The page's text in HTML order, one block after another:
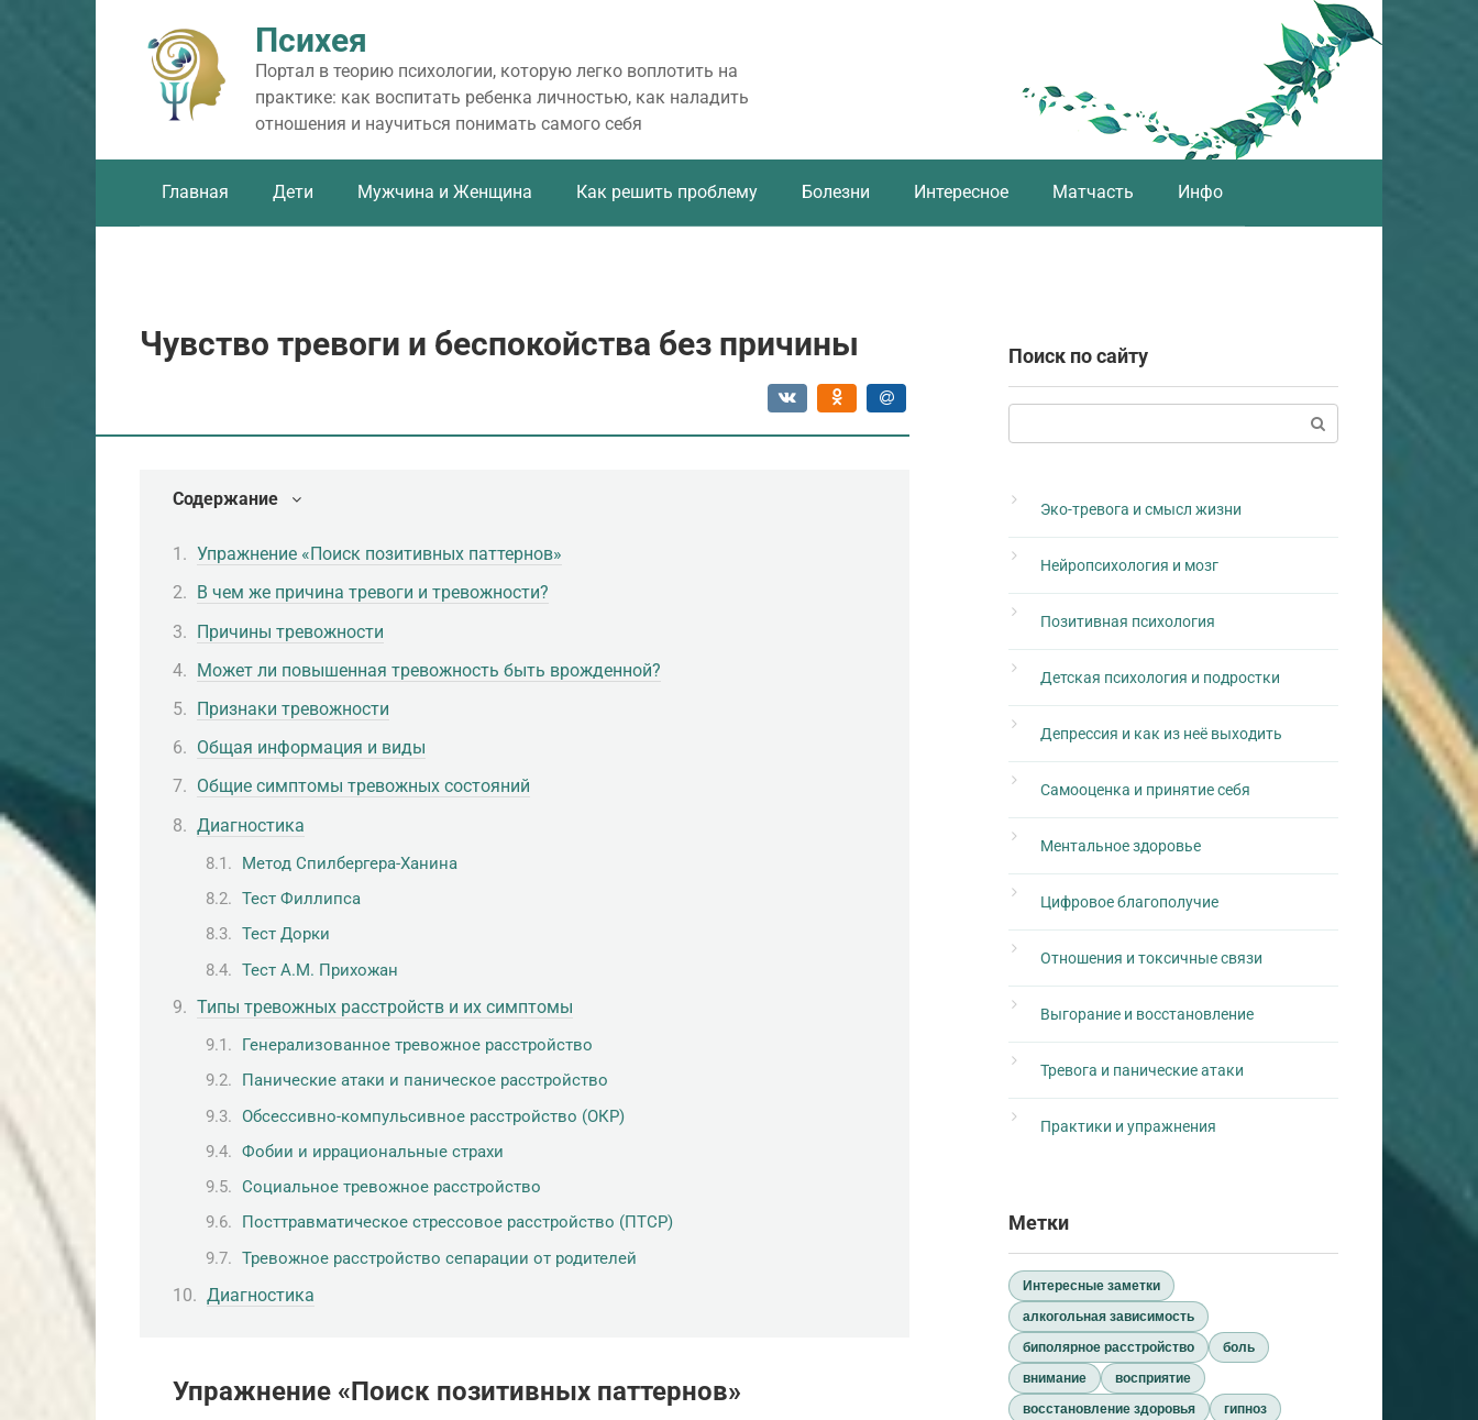
Психея
Портал в теорию психологии, которую легко воплотить на
практике: как воспитать ребенка личностью, как наладить
отношения и научиться понимать самого себя
Главная Дети Мужчина и Женщина Как решить проблему Болезни Интересное Матчасть Инфо
Чувство тревоги и беспокойства без причины
Содержание
Упражнение «Поиск позитивных паттернов»
В чем же причина тревоги и тревожности?
Причины тревожности
Может ли повышенная тревожность быть врожденной?
Признаки тревожности
Общая информация и виды
Общие симптомы тревожных состояний
Диагностика
Метод Спилбергера-Ханина
Тест Филлипса
Тест Дорки
Тест А.М. Прихожан
Типы тревожных расстройств и их симптомы
Генерализованное тревожное расстройство
Панические атаки и паническое расстройство
Обсессивно-компульсивное расстройство (ОКР)
Фобии и иррациональные страхи
Социальное тревожное расстройство
Посттравматическое стрессовое расстройство (ПТСР)
Тревожное расстройство сепарации от родителей
Диагностика
Упражнение «Поиск позитивных паттернов»
Поиск по сайту
Эко-тревога и смысл жизни
Нейропсихология и мозг
Позитивная психология
Детская психология и подростки
Депрессия и как из неё выходить
Самооценка и принятие себя
Ментальное здоровье
Цифровое благополучие
Отношения и токсичные связи
Выгорание и восстановление
Тревога и панические атаки
Практики и упражнения
Метки
Интересные заметки
алкогольная зависимость
биполярное расстройство
боль
внимание
восприятие
восстановление здоровья
гипноз